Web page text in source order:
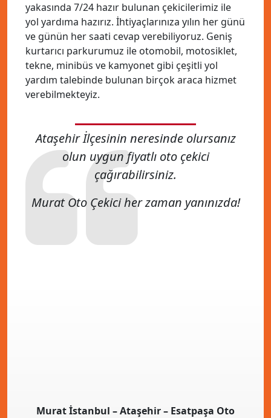
yakasında 7/24 hazır bulunan çekicilerimiz ile
yol yardıma hazırız. İhtiyaçlarınıza yılın her günü
ve günün her saati cevap verebiliyoruz. Geniş
kurtarıcı parkurumuz ile otomobil, motosiklet,
tekne, minibüs ve kamyonet gibi çeşitli yol
yardım talebinde bulunan birçok araca hizmet
verebilmekteyiz.
Ataşehir İlçesinin neresinde olursanız
olun uygun fiyatlı oto çekici
çağırabilirsiniz.
Murat Oto Çekici her zaman yanınızda!
Murat İstanbul – Ataşehir – Esatpaşa Oto